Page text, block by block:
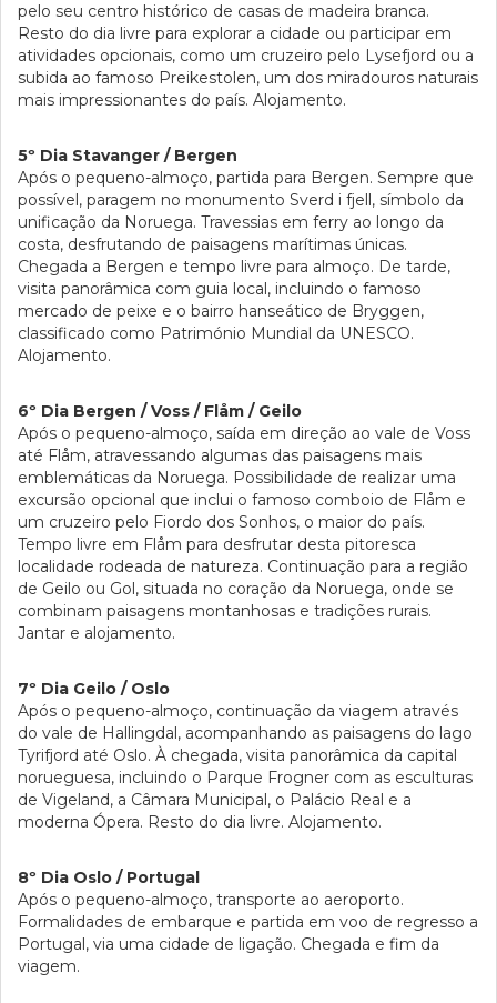
pelo seu centro histórico de casas de madeira branca.
Resto do dia livre para explorar a cidade ou participar em
atividades opcionais, como um cruzeiro pelo Lysefjord ou a
subida ao famoso Preikestolen, um dos miradouros naturais
mais impressionantes do país. Alojamento.
5º Dia Stavanger / Bergen
Após o pequeno-almoço, partida para Bergen. Sempre que
possível, paragem no monumento Sverd i fjell, símbolo da
unificação da Noruega. Travessias em ferry ao longo da
costa, desfrutando de paisagens marítimas únicas.
Chegada a Bergen e tempo livre para almoço. De tarde,
visita panorâmica com guia local, incluindo o famoso
mercado de peixe e o bairro hanseático de Bryggen,
classificado como Património Mundial da UNESCO.
Alojamento.
6º Dia Bergen / Voss / Flåm / Geilo
Após o pequeno-almoço, saída em direção ao vale de Voss
até Flåm, atravessando algumas das paisagens mais
emblemáticas da Noruega. Possibilidade de realizar uma
excursão opcional que inclui o famoso comboio de Flåm e
um cruzeiro pelo Fiordo dos Sonhos, o maior do país.
Tempo livre em Flåm para desfrutar desta pitoresca
localidade rodeada de natureza. Continuação para a região
de Geilo ou Gol, situada no coração da Noruega, onde se
combinam paisagens montanhosas e tradições rurais.
Jantar e alojamento.
7º Dia Geilo / Oslo
Após o pequeno-almoço, continuação da viagem através
do vale de Hallingdal, acompanhando as paisagens do lago
Tyrifjord até Oslo. À chegada, visita panorâmica da capital
norueguesa, incluindo o Parque Frogner com as esculturas
de Vigeland, a Câmara Municipal, o Palácio Real e a
moderna Ópera. Resto do dia livre. Alojamento.
8º Dia Oslo / Portugal
Após o pequeno-almoço, transporte ao aeroporto.
Formalidades de embarque e partida em voo de regresso a
Portugal, via uma cidade de ligação. Chegada e fim da
viagem.